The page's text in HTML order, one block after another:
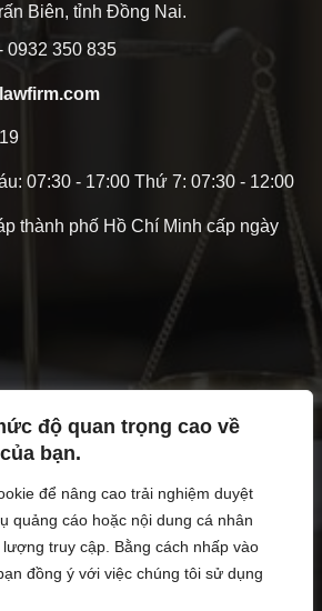
độ quan trọng cao về
bạn.
để nâng cao trải nghiệm duyệt
quảng cáo hoặc nội dung cá nhân
truy cập. Bằng cách nhấp vào
đồng ý với việc chúng tôi sử dụng
Biên, tỉnh Đồng Nai.
0932 350 835
07:30 - 17:00 Thứ 7: 07:30 - 12:00
thành phố Hồ Chí Minh cấp ngày